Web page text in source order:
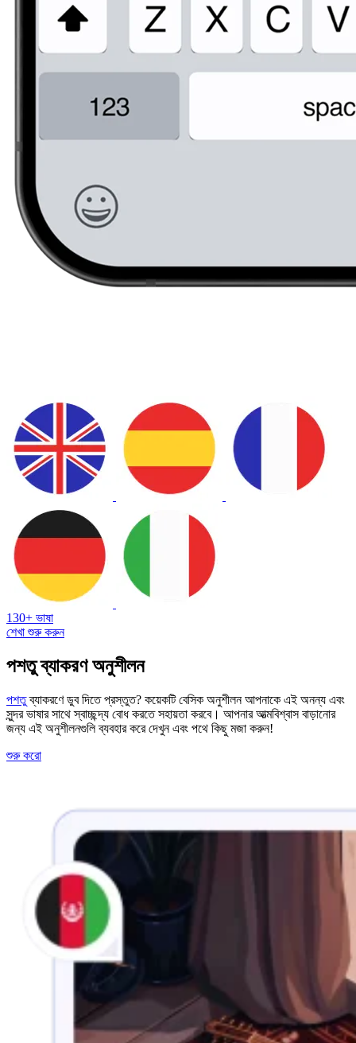
130+ ভাষা
শেখা শুরু করুন
পশতু ব্যাকরণ অনুশীলন
পশতুব্যাকরণে ডুব দিতে প্রস্তুত? কয়েকটি বেসিক অনুশীলন আপনাকে এই অনন্য এবং
সুন্দর ভাষার সাথে স্বাচ্ছন্দ্য বোধ করতে সহায়তা করবে। আপনার আত্মবিশ্বাস বাড়ানোর
জন্য এই অনুশীলনগুলি ব্যবহার করে দেখুন এবং পথে কিছু মজা করুন!
শুরু করো